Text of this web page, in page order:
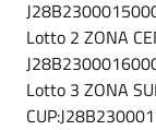
Lotto 2 ZONA
Lotto 3 ZONA